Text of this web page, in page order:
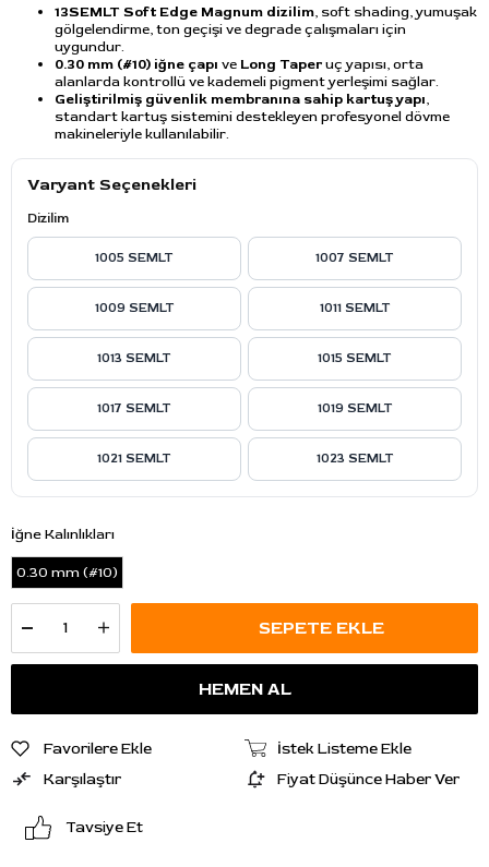
13SEMLT Soft Edge Magnum dizilim, soft shading, yumuşak
gölgelendirme, ton geçişi ve degrade çalışmaları için
uygundur.
0.30 mm (#10) iğne çapı ve Long Taperuç yapısı, orta
alanlarda kontrollü ve kademeli pigment yerleşimi sağlar.
Geliştirilmiş güvenlik membranına sahip kartuş yapı,
standart kartuş sistemini destekleyen profesyonel dövme
makineleriyle kullanılabilir.
Varyant Seçenekleri
Dizilim
1005 SEMLT 1007 SEMLT
1009 SEMLT 1011 SEMLT
1013 SEMLT 1015 SEMLT
1017 SEMLT 1019 SEMLT
1021 SEMLT 1023 SEMLT
İğne Kalınlıkları
0.30 mm (#10)
Favorilere Ekle
İstek Listeme Ekle
Karşılaştır
Fiyat Düşünce Haber Ver
Tavsiye Et